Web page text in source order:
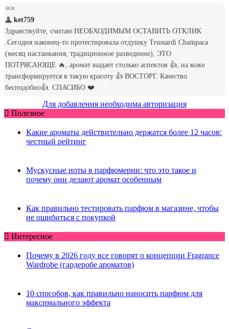
Для добавления необходима авторизация
Полезное
Какие ароматы действительно держатся более 12 часов:
честный рейтинг
Мускусные ноты в парфюмерии: что это такое и
почему они делают аромат особенным
Как правильно тестировать парфюм в магазине, чтобы
не ошибиться с покупкой
Интересное
Почему в 2026 году все говорят о концепции Fragrance
Wardrobe (гардеробе ароматов)
10 способов, как правильно наносить парфюм для
максимального эффекта